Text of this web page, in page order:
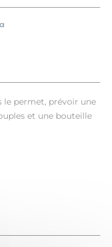
le permet, prévoir une
et une bouteille